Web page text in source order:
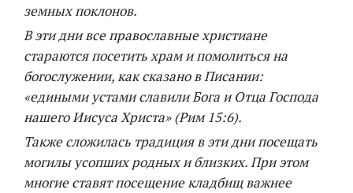
земных поклонов.
В эти дни все православные христиане
стараются посетить храм и помолиться на
богослужении, как сказано в Писании:
«едиными устами славили Бога и Отца Господа
нашего Иисуса Христа» (Рим 15:6).
Также сложилась традиция в эти дни посещать
могилы усопших родных и близких. При этом
многие ставят посещение кладбищ важнее